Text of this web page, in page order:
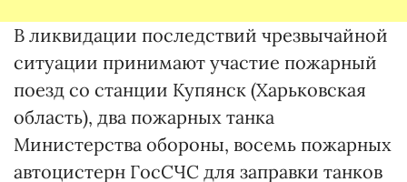
В ликвидации последствий чрезвычайной
ситуации принимают участие пожарный
поезд со станции Купянск (Харьковская
область), два пожарных танка
Министерства обороны, восемь пожарных
автоцистерн ГосСЧС для заправки танков